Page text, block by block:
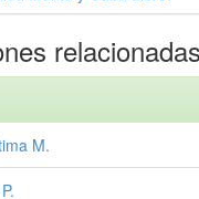
relacionadas
M.